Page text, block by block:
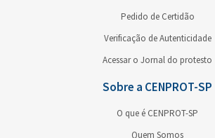
Pedido de Certidão
Verificação de Autenticidade
Acessar o Jornal do protesto
Sobre a CENPROT-SP
O que é CENPROT-SP
Quem Somos